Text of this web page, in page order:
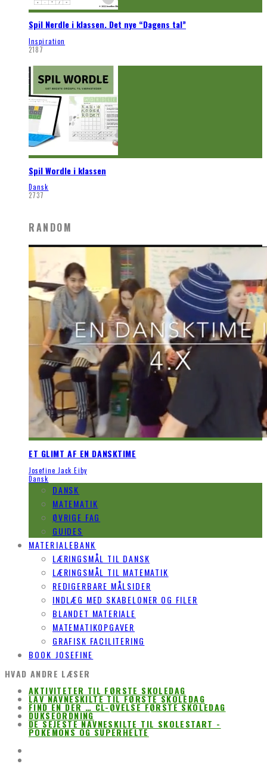
Spil Nerdle i klassen. Det nye “Dagens tal”
Inspiration
2187
Spil Wordle i klassen
Dansk
2737
RANDOM
ET GLIMT AF EN DANSKTIME
Josefine Jack Eiby
Dansk
DANSK
MATEMATIK
ØVRIGE FAG
GUIDES
MATERIALEBANK
LÆRINGSMÅL TIL DANSK
LÆRINGSMÅL TIL MATEMATIK
REDIGERBARE MÅLSIDER
INDLÆG MED SKABELONER OG FILER
BLANDET MATERIALE
MATEMATIKOPGAVER
GRAFISK FACILITERING
BOOK JOSEFINE
HVAD ANDRE LÆSER
AKTIVITETER TIL FØRSTE SKOLEDAG
LAV NAVNESKILTE TIL FØRSTE SKOLEDAG
FIND EN DER … CL-ØVELSE FØRSTE SKOLEDAG
DUKSEORDNING
DE SEJESTE NAVNESKILTE TIL SKOLESTART -
POKEMONS OG SUPERHELTE